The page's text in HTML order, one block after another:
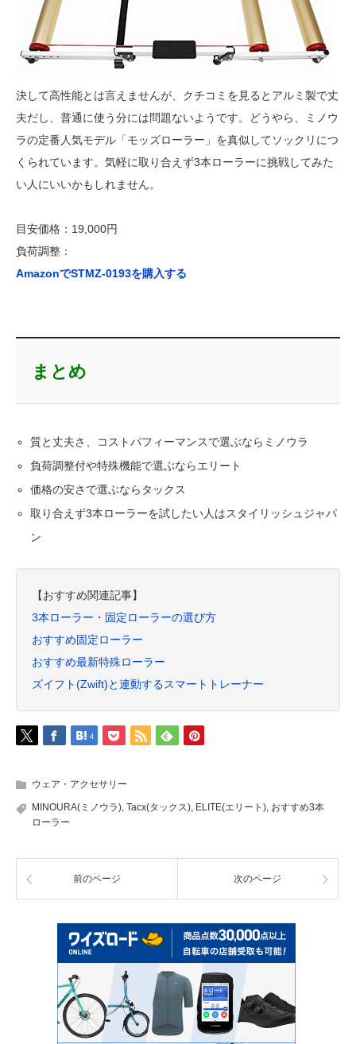
決して高性能とは言えませんが、クチコミを見るとアルミ製で丈
夫だし、普通に使う分には問題ないようです。どうやら、ミノウ
ラの定番人気モデル「モッズローラー」を真似してソックリにつ
くられています。気軽に取り合えず3本ローラーに挑戦してみた
い人にいいかもしれません。
目安価格：19,000円
負荷調整：
AmazonでSTMZ-0193を購入する
まとめ
質と丈夫さ、コストパフィーマンスで選ぶならミノウラ
負荷調整付や特殊機能で選ぶならエリート
価格の安さで選ぶならタックス
取り合えず3本ローラーを試したい人はスタイリッシュジャパ
ン
【おすすめ関連記事】
3本ローラー・固定ローラーの選び方
おすすめ固定ローラー
おすすめ最新特殊ローラー
ズイフト(Zwift)と連動するスマートトレーナー
4
ウェア・アクセサリー
MINOURA(ミノウラ), Tacx(タックス), ELITE(エリート), おすすめ3本
ローラー
前のページ 次のページ